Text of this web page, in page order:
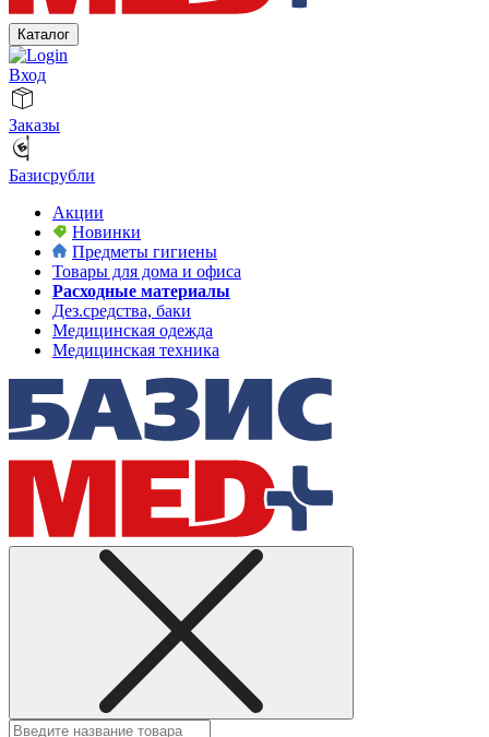
Каталог
Вход
Заказы
Базисрубли
Акции
Новинки
Предметы гигиены
Товары для дома и офиса
Расходные материалы
Дез.средства, баки
Медицинская одежда
Медицинская техника